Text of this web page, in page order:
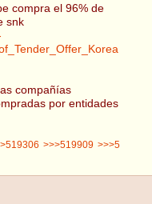
compra el 96% de
snk
compañías
por entidades
>>>519909 >>>5